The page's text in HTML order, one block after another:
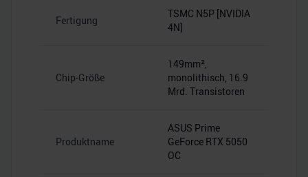
Fertigung
TSMC N5P [NVIDIA
4N]
Chip-Größe
149mm²,
monolithisch, 16.9
Mrd. Transistoren
Produktname
ASUS Prime
GeForce RTX 5050
OC